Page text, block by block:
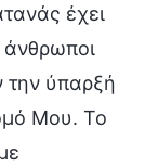
έχει
άνθρωποι
την ύπαρξή
Μου. Το